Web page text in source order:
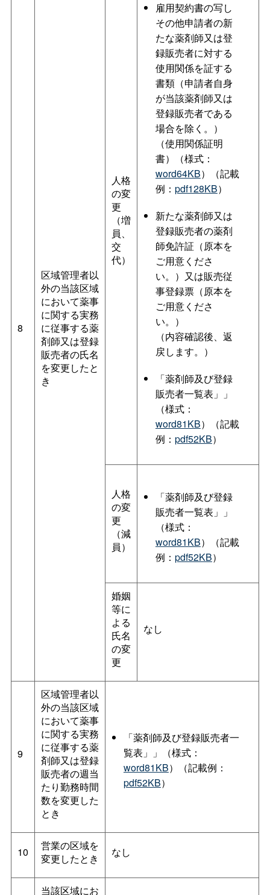
8
区域管理者以
外の当該区域
において薬事
に関する実務
に従事する薬
剤師又は登録
販売者の氏名
を変更したと
き
人格
の変
更
（増
員、
交
代）
雇用契約書の写し
その他申請者の新
たな薬剤師又は登
録販売者に対する
使用関係を証する
書類（申請者自身
が当該薬剤師又は
登録販売者である
場合を除く。）
（使用関係証明
書）（様式：
word64KB）（記載
例： pdf128KB）
新たな薬剤師又は
登録販売者の薬剤
師免許証（原本を
ご用意くださ
い。）又は販売従
事登録票（原本を
ご用意くださ
い。）
（内容確認後、返
戻します。）
「薬剤師及び登録
販売者一覧表」」
（様式：
word81KB）（記載
例： pdf52KB）
人格
の変
更
（減
員）
「薬剤師及び登録
販売者一覧表」」
（様式：
word81KB）（記載
例： pdf52KB）
婚姻
等に
よる
氏名
の変
更
なし
9
区域管理者以
外の当該区域
において薬事
に関する実務
に従事する薬
剤師又は登録
販売者の週当
たり勤務時間
数を変更した
とき
「薬剤師及び登録販売者一
覧表」」（様式：
word81KB）（記載例：
pdf52KB）
10
営業の区域を
変更したとき
なし
当該区域にお